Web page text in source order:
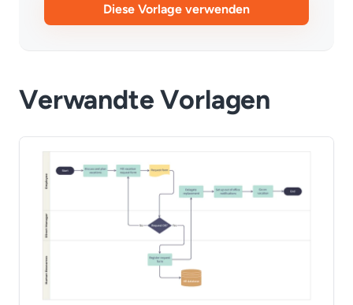
Diese Vorlage verwenden
Verwandte Vorlagen